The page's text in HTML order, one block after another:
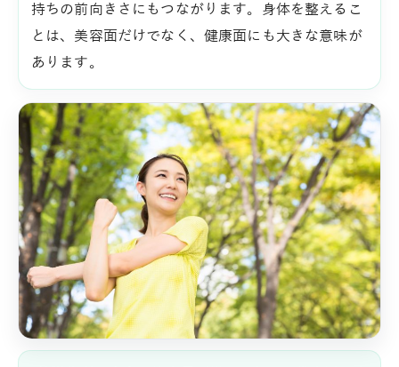
持ちの前向きさにもつながります。身体を整えるこ
とは、美容面だけでなく、健康面にも大きな意味が
あります。